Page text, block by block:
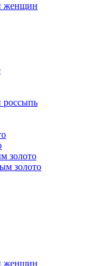
женщин
россыпь
золото
золото
женщин